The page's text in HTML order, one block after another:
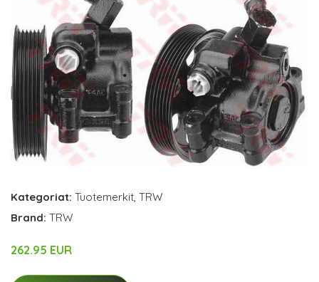
Kategoriat: Tuotemerkit, TRW
Brand: TRW
262.95 EUR